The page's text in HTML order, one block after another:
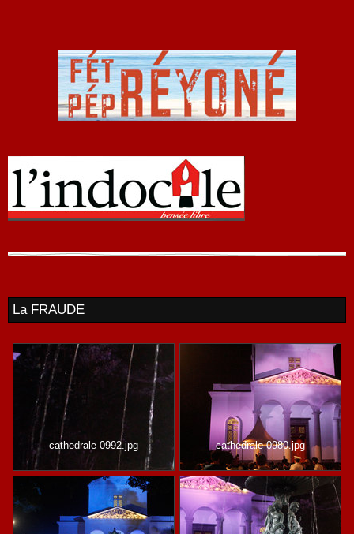
La FRAUDE
cathedrale-0992.jpg cathedrale-0980.jpg